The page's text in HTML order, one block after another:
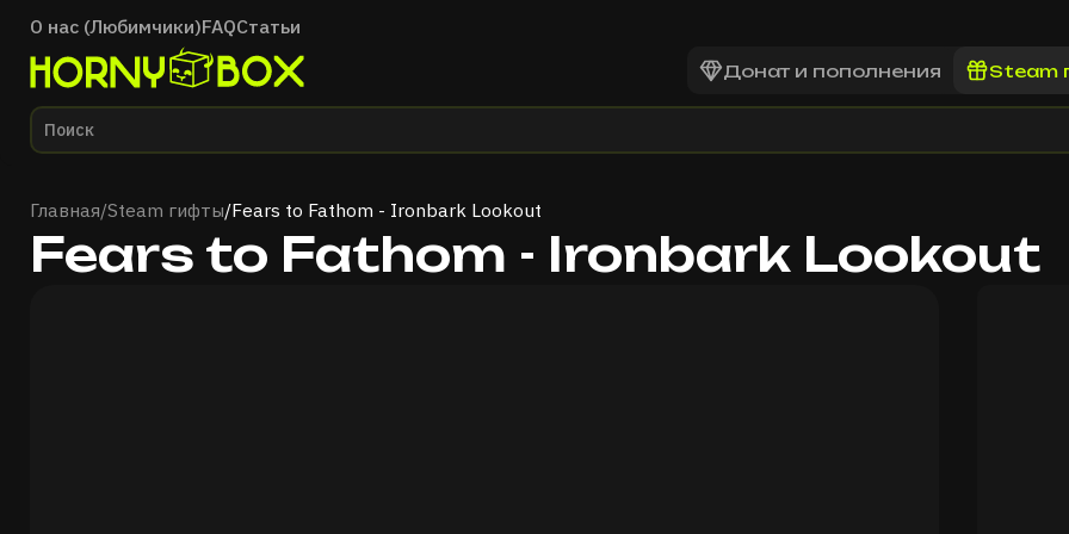
О нас (Любимчики)FAQСтатьи
Главная
Донат и пополнения Steam
Главная/Steam гифты/Fears to Fathom - Ironbark Lookout
Fears to Fathom - Ironbark Lookout